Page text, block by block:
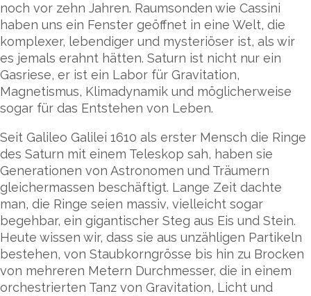
noch vor zehn Jahren. Raumsonden wie Cassini
haben uns ein Fenster geöffnet in eine Welt, die
komplexer, lebendiger und mysteriöser ist, als wir
es jemals erahnt hätten. Saturn ist nicht nur ein
Gasriese, er ist ein Labor für Gravitation,
Magnetismus, Klimadynamik und möglicherweise
sogar für das Entstehen von Leben.
Seit Galileo Galilei 1610 als erster Mensch die Ringe
des Saturn mit einem Teleskop sah, haben sie
Generationen von Astronomen und Träumern
gleichermassen beschäftigt. Lange Zeit dachte
man, die Ringe seien massiv, vielleicht sogar
begehbar, ein gigantischer Steg aus Eis und Stein.
Heute wissen wir, dass sie aus unzähligen Partikeln
bestehen, von Staubkorngrösse bis hin zu Brocken
von mehreren Metern Durchmesser, die in einem
orchestrierten Tanz von Gravitation, Licht und